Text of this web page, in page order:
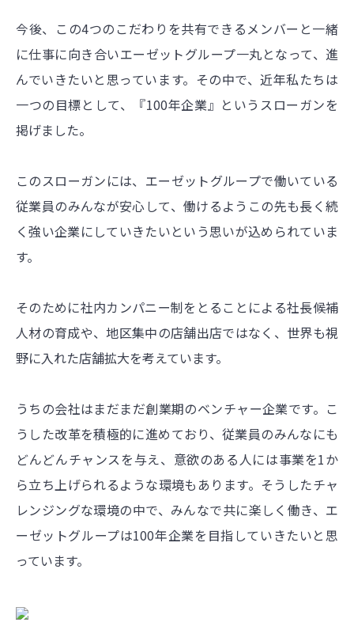
今後、この4つのこだわりを共有できるメンバーと一緒
に仕事に向き合いエーゼットグループ一丸となって、進
んでいきたいと思っています。その中で、近年私たちは
一つの目標として、『100年企業』というスローガンを
掲げました。
このスローガンには、エーゼットグループで働いている
従業員のみんなが安心して、働けるようこの先も長く続
く強い企業にしていきたいという思いが込められていま
す。
そのために社内カンパニー制をとることによる社長候補
人材の育成や、地区集中の店舗出店ではなく、世界も視
野に入れた店舗拡大を考えています。
うちの会社はまだまだ創業期のベンチャー企業です。こ
うした改革を積極的に進めており、従業員のみんなにも
どんどんチャンスを与え、意欲のある人には事業を1か
ら立ち上げられるような環境もあります。そうしたチャ
レンジングな環境の中で、みんなで共に楽しく働き、エ
ーゼットグループは100年企業を目指していきたいと思
っています。